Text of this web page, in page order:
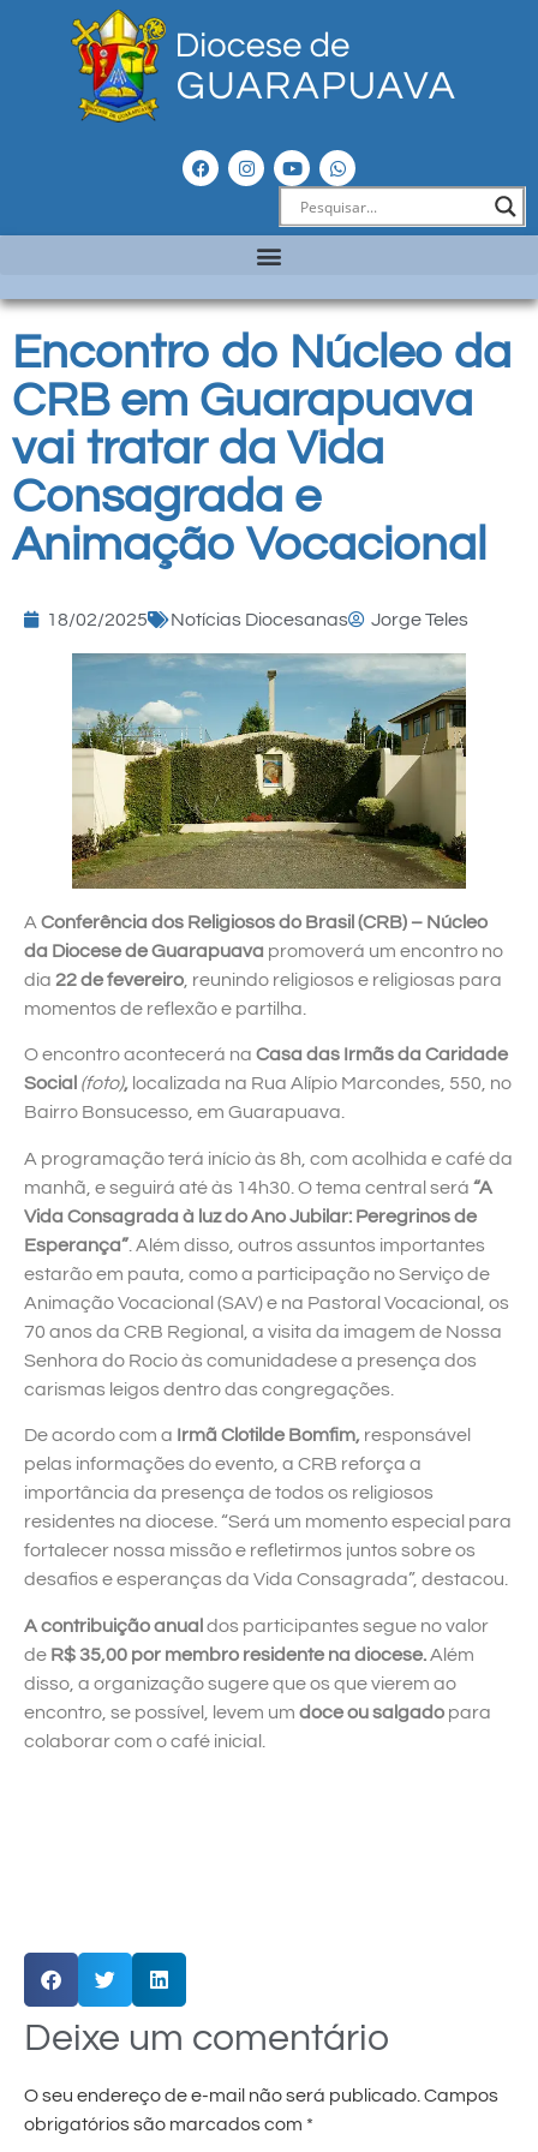
Encontro do Núcleo da
CRB em Guarapuava
vai tratar da Vida
Consagrada e
Animação Vocacional
18/02/2025 Notícias Diocesanas Jorge Teles
A Conferência dos Religiosos do Brasil (CRB) – Núcleo
da Diocese de Guarapuava promoverá um encontro no
dia 22 de fevereiro , reunindo religiosos e religiosas para
momentos de reflexão e partilha.
O encontro acontecerá na Casa das Irmãs da Caridade
Social (foto), localizada na Rua Alípio Marcondes, 550, no
Bairro Bonsucesso, em Guarapuava.
A programação terá início às 8h, com acolhida e café da
manhã, e seguirá até às 14h30. O tema central será “A
Vida Consagrada à luz do Ano Jubilar: Peregrinos de
Esperança” . Além disso, outros assuntos importantes
estarão em pauta, como a participação no Serviço de
Animação Vocacional (SAV) e na Pastoral Vocacional, os
70 anos da CRB Regional, a visita da imagem de Nossa
Senhora do Rocio às comunidadese a presença dos
carismas leigos dentro das congregações.
De acordo com a Irmã Clotilde Bomfim, responsável
pelas informações do evento, a CRB reforça a
importância da presença de todos os religiosos
residentes na diocese. “Será um momento especial para
fortalecer nossa missão e refletirmos juntos sobre os
desafios e esperanças da Vida Consagrada”, destacou.
Acontribuição anual dos participantes segue no valor
de R$ 35,00 por membro residente na diocese.Além
disso, a organização sugere que os que vierem ao
encontro, se possível, levem um doce ou salgado para
colaborar com o café inicial.
Deixe um comentário
O seu endereço de e-mail não será publicado. Campos
obrigatórios são marcados com *